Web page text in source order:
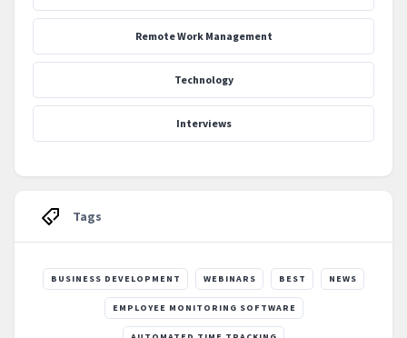
Remote Work Management
Technology
Interviews
Tags
BUSINESS DEVELOPMENT WEBINARS BEST NEWS
EMPLOYEE MONITORING SOFTWARE